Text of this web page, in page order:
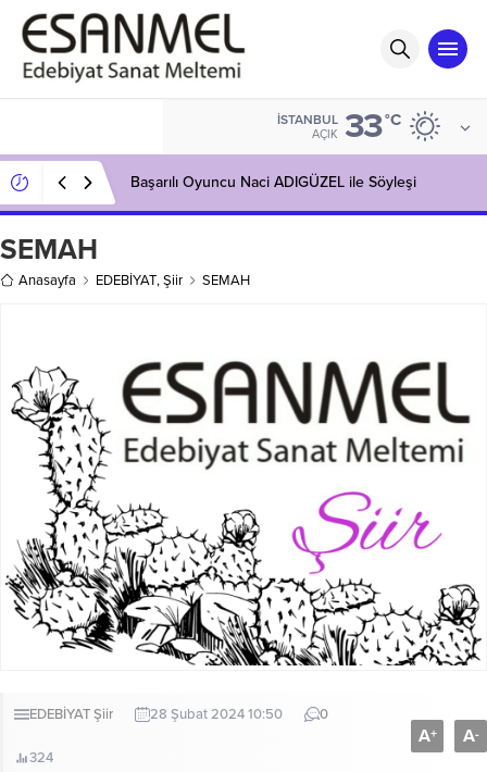
İSTANBUL
AÇIK 33°C
Başarılı Oyuncu Naci ADIGÜZEL ile Söyleşi
SEMAH
Anasayfa EDEBİYAT,Şiir SEMAH
EDEBİYATŞiir 28 Şubat 2024 10:50 0
324
A+ A-